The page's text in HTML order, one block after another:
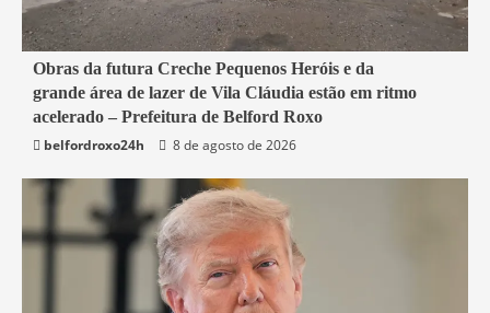
2 min read
Belford Roxo
Obras da futura Creche Pequenos Heróis e da
grande área de lazer de Vila Cláudia estão em ritmo
acelerado – Prefeitura de Belford Roxo
belfordroxo24h
8 de agosto de 2026